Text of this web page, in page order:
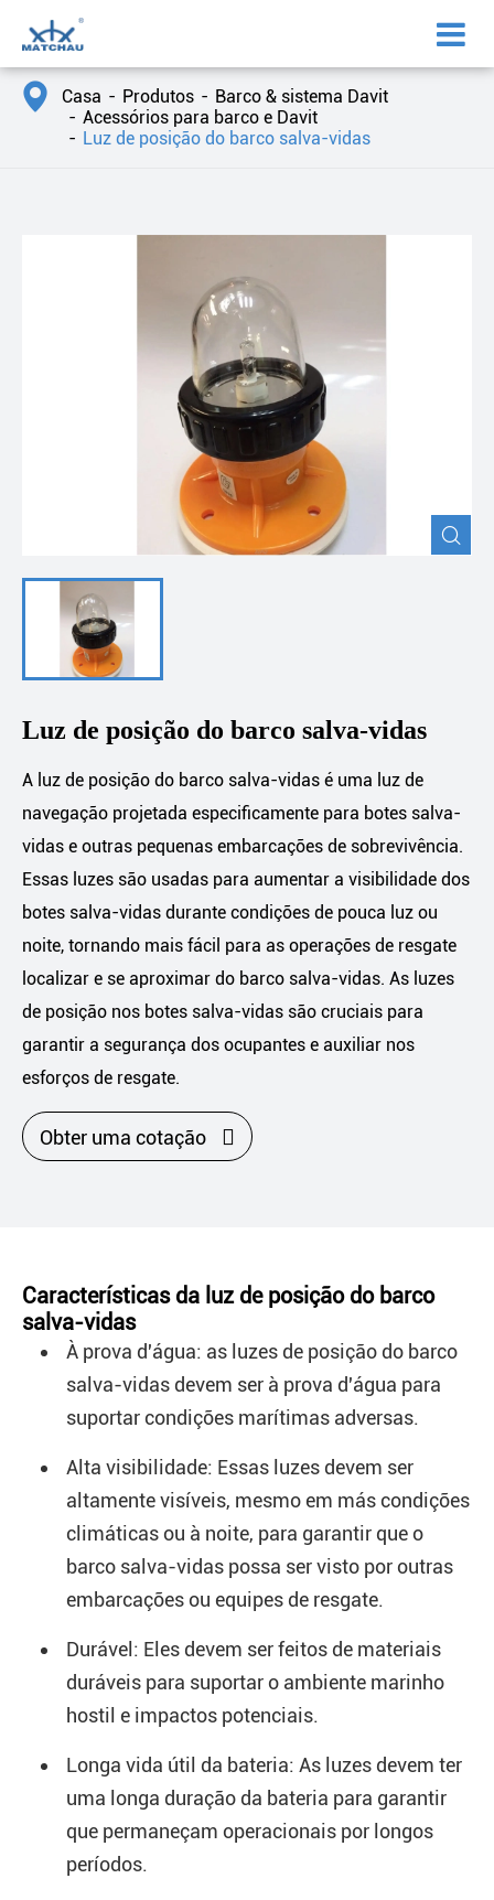
 Casa Produtos
Barco & sistema Davit
Acessórios para barco e Davit
Luz de posição do barco salva-vidas

Luz de posição do barco salva-vidas
A luz de posição do barco salva-vidas é uma luz de
navegação projetada especificamente para botes salva-
vidas e outras pequenas embarcações de sobrevivência.
Essas luzes são usadas para aumentar a visibilidade dos
botes salva-vidas durante condições de pouca luz ou
noite, tornando mais fácil para as operações de resgate
localizar e se aproximar do barco salva-vidas. As luzes
de posição nos botes salva-vidas são cruciais para
garantir a segurança dos ocupantes e auxiliar nos
esforços de resgate.
Obter uma cotação 
Características da luz de posição do barco
salva-vidas
À prova d'água: as luzes de posição do barco
salva-vidas devem ser à prova d'água para
suportar condições marítimas adversas.
Alta visibilidade: Essas luzes devem ser
altamente visíveis, mesmo em más condições
climáticas ou à noite, para garantir que o
barco salva-vidas possa ser visto por outras
embarcações ou equipes de resgate.
Durável: Eles devem ser feitos de materiais
duráveis para suportar o ambiente marinho
hostil e impactos potenciais.
Longa vida útil da bateria: As luzes devem ter
uma longa duração da bateria para garantir
que permaneçam operacionais por longos
períodos.